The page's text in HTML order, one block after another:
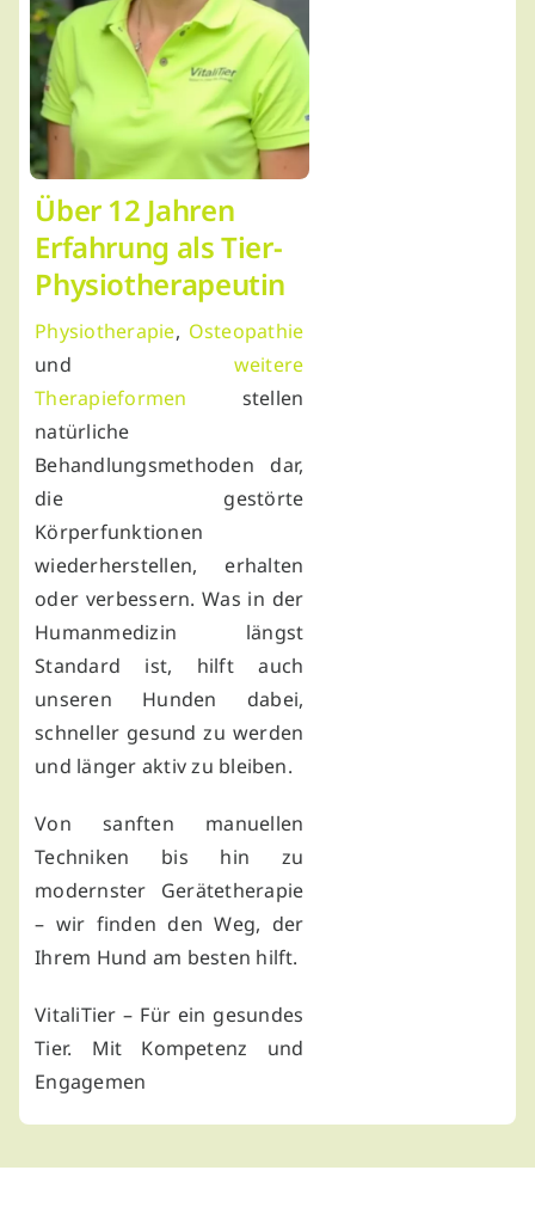
Über 12 Jahren
Erfahrung als Tier-
Physiotherapeutin
Physiotherapie, Osteopathie
und weitere
Therapieformen stellen
natürliche
Behandlungsmethoden dar,
die gestörte
Körperfunktionen
wiederherstellen, erhalten
oder verbessern. Was in der
Humanmedizin längst
Standard ist, hilft auch
unseren Hunden dabei,
schneller gesund zu werden
und länger aktiv zu bleiben.
Von sanften manuellen
Techniken bis hin zu
modernster Gerätetherapie
– wir finden den Weg, der
Ihrem Hund am besten hilft.
VitaliTier – Für ein gesundes
Tier. Mit Kompetenz und
Engagemen